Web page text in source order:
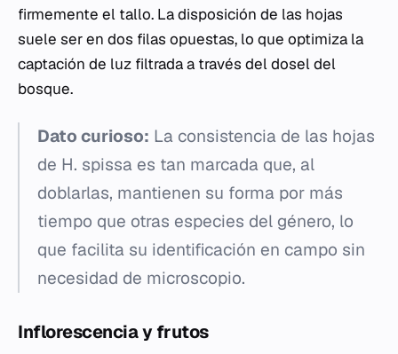
firmemente el tallo. La disposición de las hojas
suele ser en dos filas opuestas, lo que optimiza la
captación de luz filtrada a través del dosel del
bosque.
Dato curioso: La consistencia de las hojas
de H. spissa es tan marcada que, al
doblarlas, mantienen su forma por más
tiempo que otras especies del género, lo
que facilita su identificación en campo sin
necesidad de microscopio.
Inflorescencia y frutos